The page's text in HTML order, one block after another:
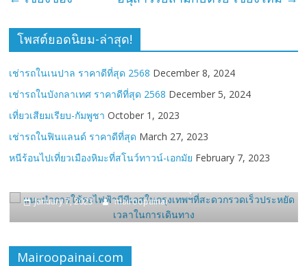
โพสต์ยอดนิยม-ล่าสุด!
เช่ารถในเนปาล ราคาดีที่สุด 2568 December 8, 2024
เช่ารถในบังกลาเทศ ราคาดีที่สุด 2568 December 5, 2024
เที่ยวเสียมเรียบ-กัมพูชา October 1, 2023
เช่ารถในฟินแลนด์ ราคาดีที่สุด March 27, 2023
หนีร้อนไปเที่ยวเมืองหิมะที่สโนว์ทาวน์-เอกมัย February 7, 2023
Travel
January 7, 2023 mairoopainai
Mairoopainai.com